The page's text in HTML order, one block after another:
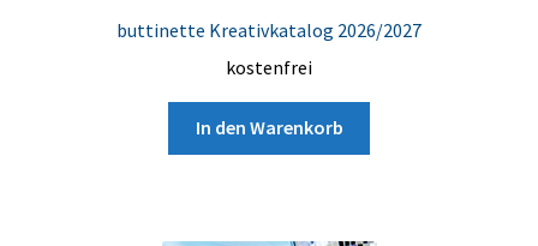
buttinette Kreativkatalog 2026/2027
kostenfrei
In den Warenkorb